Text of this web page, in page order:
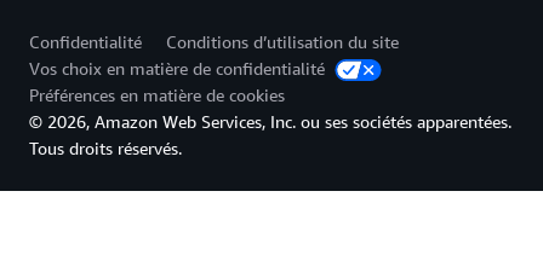
Confidentialité
Conditions d’utilisation du site
Vos choix en matière de confidentialité
Préférences en matière de cookies
© 2026, Amazon Web Services, Inc. ou ses sociétés apparentées.
Tous droits réservés.